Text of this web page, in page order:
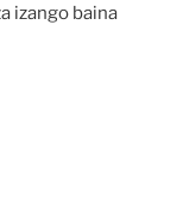
izango baina